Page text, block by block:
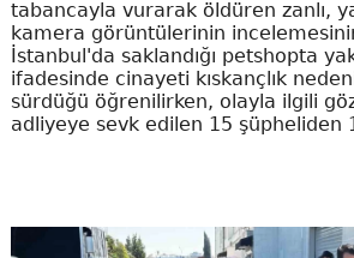
tabancayla vurarak öldüren zanlı,
kamera görüntülerinin
İstanbul'da saklandığı petshopta
ifadesinde cinayeti kıskançlık
sürdüğü öğrenilirken, olayla ilgili
adliyeye sevk edilen 15 şüpheliden